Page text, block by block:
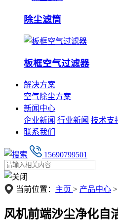
除尘滤筒
板框空气过滤器
解决方案
空气除尘方案
新闻中心
企业新闻 行业新闻 技术支
联系我们
15690799501
当前位置： 主页 > 产品中心 >
风机前端沙尘净化自